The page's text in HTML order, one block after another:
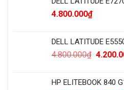
4.800.000₫
DELL LATITUDE
4.800.000₫
HP ELITEBOOK 840